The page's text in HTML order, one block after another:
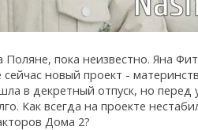
пока неизвестно. Яна
сейчас новый проект -
в декретный отпуск, но перед
Как всегда на проекте
Дома 2?